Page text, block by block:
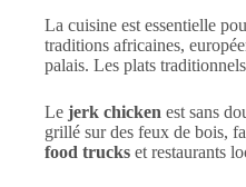
La cuisine est essentielle
traditions africaines,
palais. Les plats
Le jerk chicken est sans
grillé sur des feux de bois,
food trucks et restaurants